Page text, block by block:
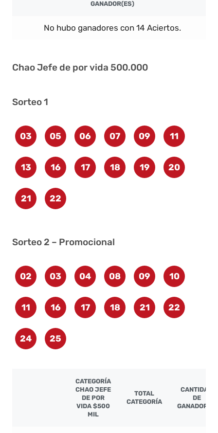
GANADOR(ES)
No hubo ganadores con 14 Aciertos.
Chao Jefe de por vida 500.000
Sorteo 1
03 05 06 07 09 11
13 16 17 18 19 20
21 22
Sorteo 2 – Promocional
02 03 04 08 09 10
11 16 17 18 21 22
24 25
CATEGORÍA
CHAO JEFE
DE POR
VIDA $500
MIL
TOTAL
CATEGORÍA
CANTIDAD
DE
GANADORES